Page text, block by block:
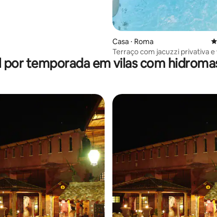
Casa ⋅ Roma
Terraço com jacuzzi privativa e
o Coliseu
por temporada em vilas com
de 5, 60 avaliações